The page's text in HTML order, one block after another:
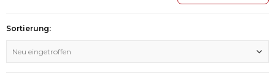
Sortierung:
Neu eingetroffen